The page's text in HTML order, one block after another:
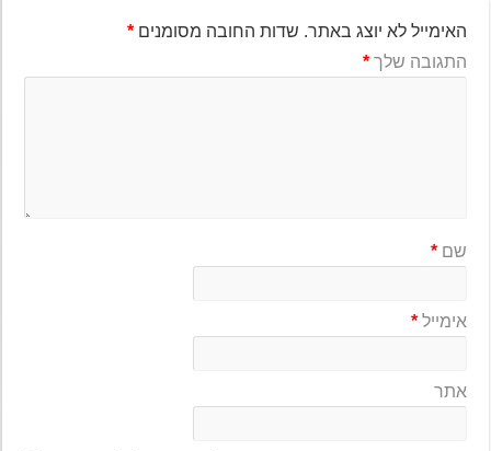
האימייל לא יוצג באתר. שדות החובה מסומנים*
התגובה שלך*
שם*
אימייל*
אתר